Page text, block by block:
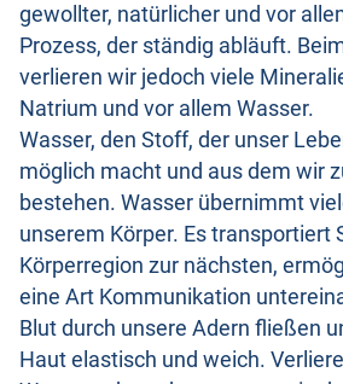
gewollter, natürlicher und vor
Prozess, der ständig abläuft.
verlieren wir jedoch viele
Natrium und vor allem Wasser.
Wasser, den Stoff, der unser
möglich macht und aus dem wir
bestehen. Wasser übernimmt
unserem Körper. Es transportiert
Körperregion zur nächsten,
eine Art Kommunikation
Blut durch unsere Adern fließen
Haut elastisch und weich.